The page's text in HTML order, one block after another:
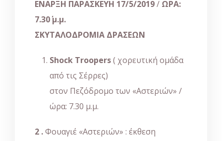
ΕΝΑΡΞΗ ΠΑΡΑΣΚΕΥΗ 17/5/2019/ ΩΡΑ:
7.30΄ μ.μ.
ΣΚΥΤΑΛΟΔΡΟΜΙΑ ΔΡΑΣΕΩΝ
Shock Troopers( χορευτική ομάδα
από τις Σέρρες)
στον Πεζόδρομο των «Αστεριών» /
ώρα: 7.30 μ.μ.
2 .Φουαγιέ «Αστεριών» : έκθεση